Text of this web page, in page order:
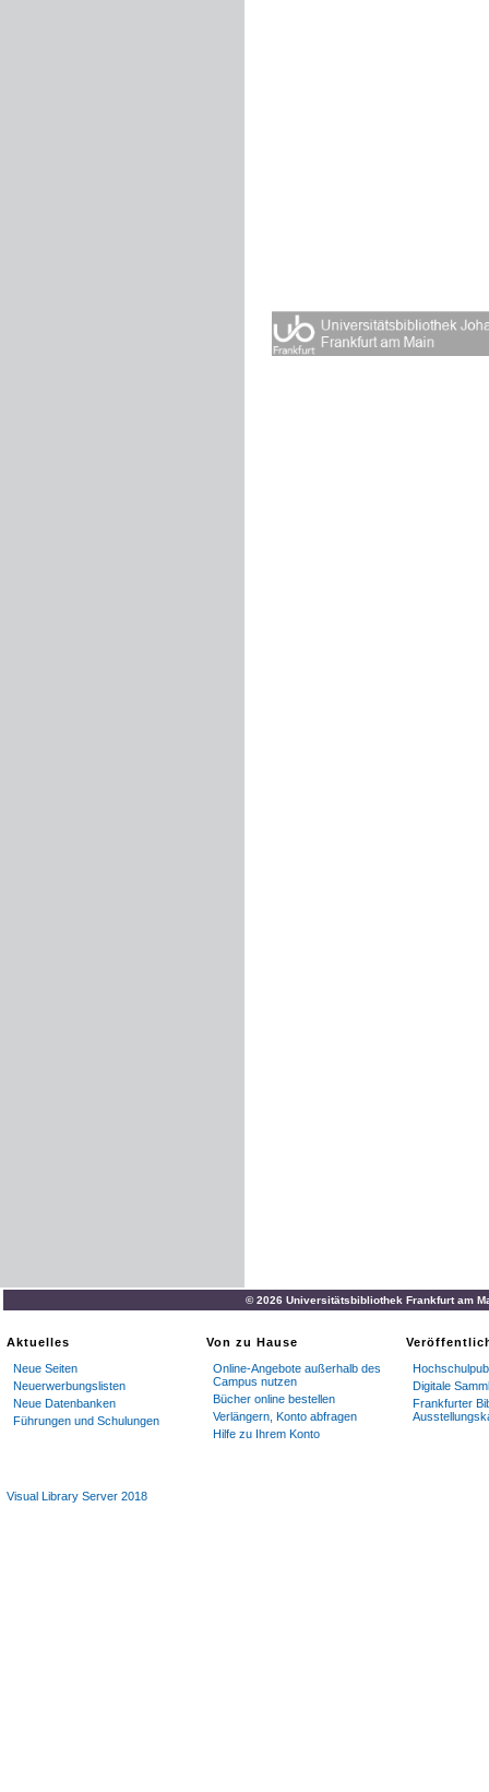
© 2026 Universitätsbibliothek Frankfurt am
Aktuelles
Neue Seiten
Neuerwerbungslisten
Neue Datenbanken
Führungen und Schulungen
Von zu Hause
Online-Angebote außerhalb des
Campus nutzen
Bücher online bestellen
Verlängern, Konto abfragen
Hilfe zu Ihrem Konto
Digitale
Frankfurter
Visual Library Server 2018